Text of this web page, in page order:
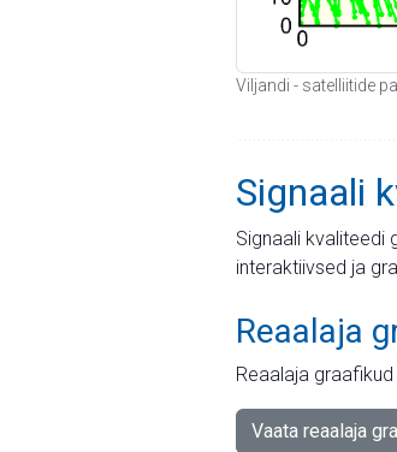
Viljandi - satelliitide
Signaali
Signaali kvaliteedi
interaktiivsed ja
Reaalaja
Reaalaja
Vaata reaalaja